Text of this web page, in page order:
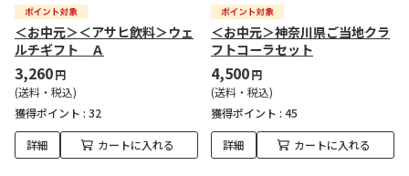
＜お中元＞＜アサヒ飲料＞ウェ
ルチギフト Ａ
3,260円
(送料・税込)
獲得ポイント : 32
詳細 カートに入れる
＜お中元＞神奈川県ご当地クラ
フトコーラセット
4,500円
(送料・税込)
獲得ポイント : 45
詳細 カートに入れる